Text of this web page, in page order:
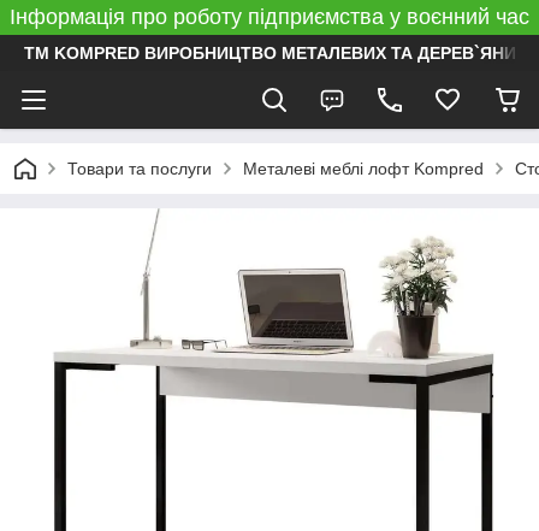
Інформація про роботу підприємства у воєнний час
ТМ KOMPRED ВИРОБНИЦТВО МЕТАЛЕВИХ ТА ДЕРЕВ`ЯНИХ
Товари та послуги Металеві меблі лофт Kompred